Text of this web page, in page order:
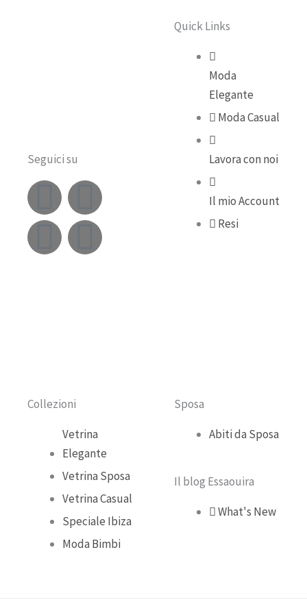
Seguici su
F
a
c
o
I
n
s
a
m
Y
o
u
e
T
i
k
Quick Links
Moda
Elegante
Moda Casual
Lavora con noi
Il mio Account
Resi
Collezioni
Vetrina
Elegante
Vetrina Sposa
Vetrina Casual
Speciale Ibiza
Moda Bimbi
Sposa
Abiti da Sposa
Il blog Essaouira
What's New